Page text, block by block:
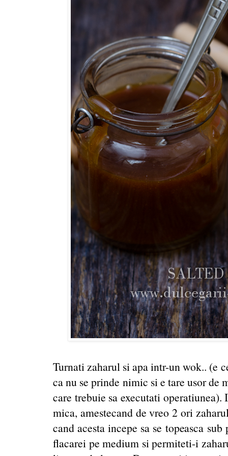
Turnati zaharul si apa intr-un wok.. (e
ca nu se prinde nimic si e tare usor de
care trebuie sa executati
mica, amestecand de vreo 2 ori
cand acesta incepe sa se topeasca
flacarei pe medium si permiteti-i